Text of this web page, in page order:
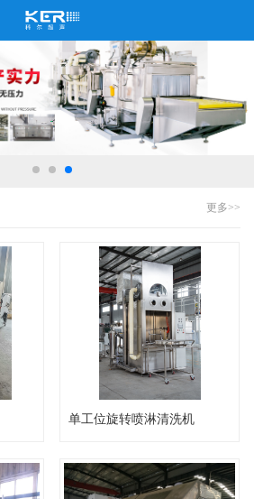
更多>>
单工位旋转喷淋清洗机